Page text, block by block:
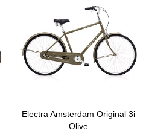
Electra Amsterdam Original 3i
Olive